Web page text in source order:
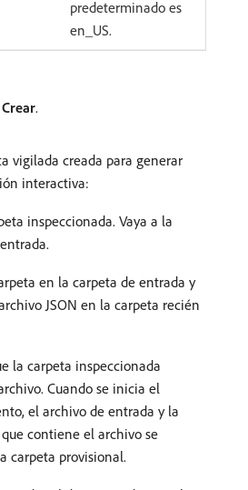
predeterminado es
en_US.
Crear.
vigilada creada para generar
interactiva:
inspeccionada. Vaya a la
en la carpeta de entrada y
JSON en la carpeta recién
la carpeta inspeccionada
Cuando se inicia el
el archivo de entrada y la
contiene el archivo se
carpeta provisional.